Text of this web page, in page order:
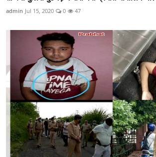
admin Jul 15, 2020 0 47